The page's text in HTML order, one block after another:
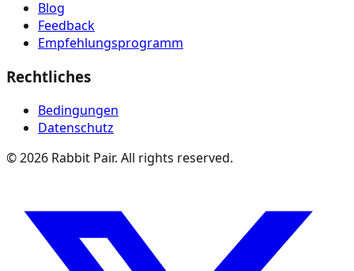
Blog
Feedback
Empfehlungsprogramm
Rechtliches
Bedingungen
Datenschutz
©2026 Rabbit Pair. All rights reserved.